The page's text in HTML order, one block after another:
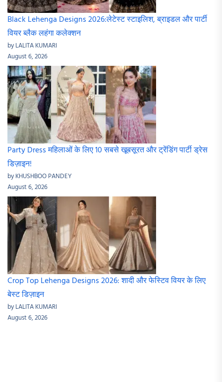
Black Lehenga Designs 2026:लेटेस्ट स्टाइलिश, ब्राइडल और पार्टी
वियर ब्लैक लहंगा कलेक्शन
by LALITA KUMARI
August 6, 2026
Party Dress महिलाओं के लिए 10 सबसे खूबसूरत और ट्रेंडिंग पार्टी ड्रेस
डिज़ाइन!
by KHUSHBOO PANDEY
August 6, 2026
Crop Top Lehenga Designs 2026: शादी और फेस्टिव वियर के लिए
बेस्ट डिज़ाइन
by LALITA KUMARI
August 6, 2026